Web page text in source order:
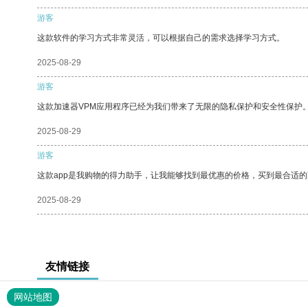
游客
这款软件的学习方式非常灵活，可以根据自己的需求选择学习方式。
2025-08-29
游客
这款加速器VPM应用程序已经为我们带来了无限的隐私保护和安全性保护。
2025-08-29
游客
这款app是我购物的得力助手，让我能够找到最优惠的价格，买到最合适的
2025-08-29
友情链接
网站地图